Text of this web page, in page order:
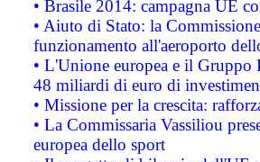
• Brasile 2014: campagna UE
• Aiuto di Stato: la
funzionamento all'aeroporto
• L'Unione europea e il
48 miliardi di euro di
• Missione per la crescita:
• La Commissaria Vassiliou
europea dello sport